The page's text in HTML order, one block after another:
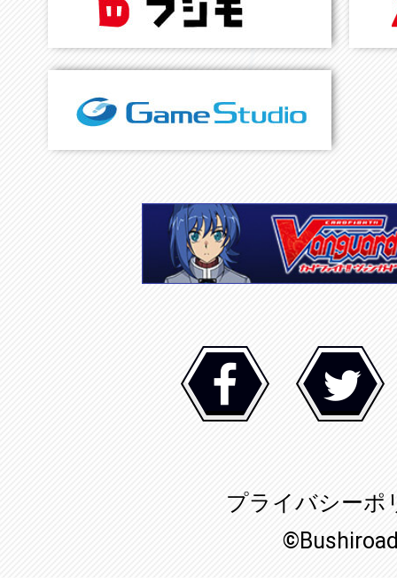
プライバシーポ